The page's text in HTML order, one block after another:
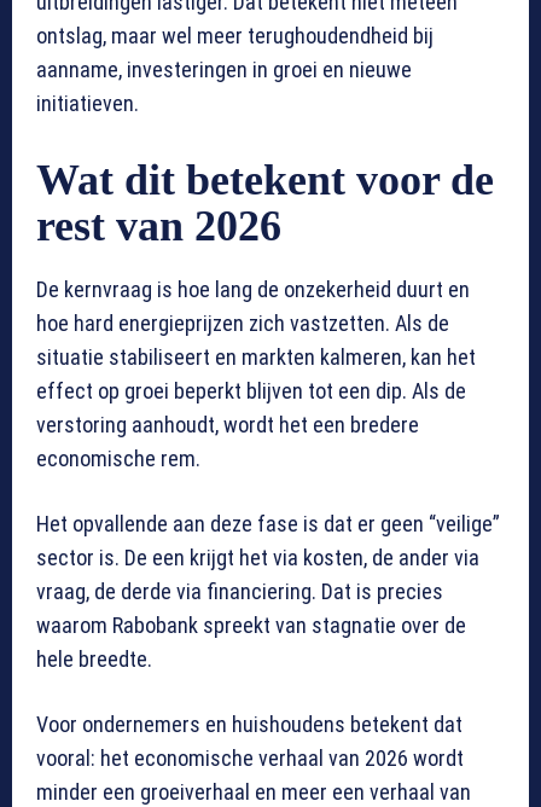
ontslag, maar wel meer terughoudendheid bij
aanname, investeringen in groei en nieuwe
initiatieven.
Wat dit betekent voor de
rest van 2026
De kernvraag is hoe lang de onzekerheid duurt en
hoe hard energieprijzen zich vastzetten. Als de
situatie stabiliseert en markten kalmeren, kan het
effect op groei beperkt blijven tot een dip. Als de
verstoring aanhoudt, wordt het een bredere
economische rem.
Het opvallende aan deze fase is dat er geen “veilige”
sector is. De een krijgt het via kosten, de ander via
vraag, de derde via financiering. Dat is precies
waarom Rabobank spreekt van stagnatie over de
hele breedte.
Voor ondernemers en huishoudens betekent dat
vooral: het economische verhaal van 2026 wordt
minder een groeiverhaal en meer een verhaal van